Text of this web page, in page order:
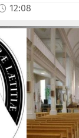
12:08